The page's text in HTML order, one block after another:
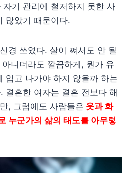
자기 관리에 철저하지 못한 사
많았기 때문이다.
경 쓰였다. 살이 쪄서도 안 될
니더라도 깔끔하게, 뭔가 유
입고 나가야 하지 않을까 하는
결혼한 여자는 결혼 전보다 해
, 그럼에도 사람들은 옷과 화
누군가의 삶의 태도를 아무렇